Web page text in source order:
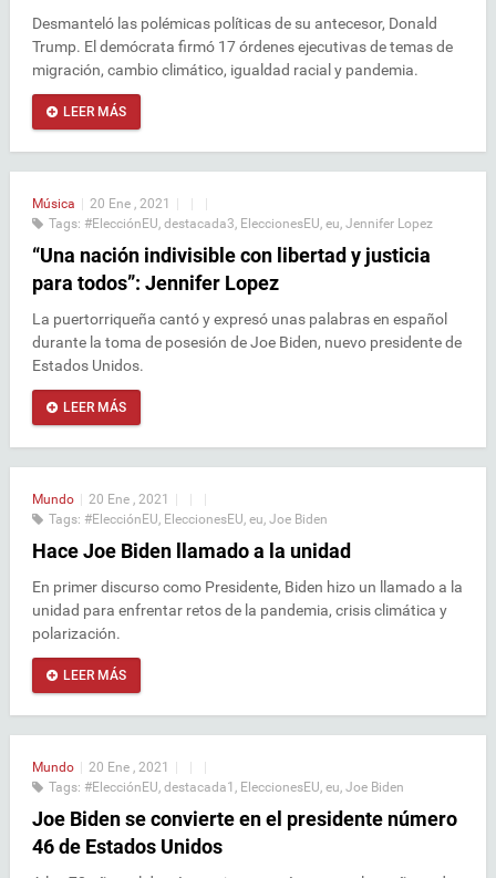
Desmanteló las polémicas políticas de su antecesor, Donald
Trump. El demócrata firmó 17 órdenes ejecutivas de temas de
migración, cambio climático, igualdad racial y pandemia.
LEER MÁS
Música 20 Ene , 2021
Tags: #ElecciónEU, destacada3, EleccionesEU, eu, Jennifer Lopez
“Una nación indivisible con libertad y justicia
para todos”: Jennifer Lopez
La puertorriqueña cantó y expresó unas palabras en español
durante la toma de posesión de Joe Biden, nuevo presidente de
Estados Unidos.
LEER MÁS
Mundo 20 Ene , 2021
Tags: #ElecciónEU, EleccionesEU, eu, Joe Biden
Hace Joe Biden llamado a la unidad
En primer discurso como Presidente, Biden hizo un llamado a la
unidad para enfrentar retos de la pandemia, crisis climática y
polarización.
LEER MÁS
Mundo 20 Ene , 2021
Tags: #ElecciónEU, destacada1 , EleccionesEU, eu, Joe Biden
Joe Biden se convierte en el presidente número
46 de Estados Unidos